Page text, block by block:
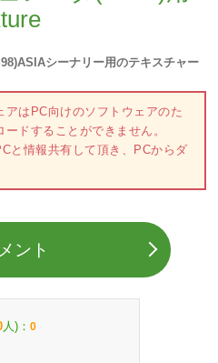
シーナリー用のテキスチャー
アはPC向けのソフトウェアのた
ドすることができません。
と情報共有して頂き、PCからダ
ント
人)： 0